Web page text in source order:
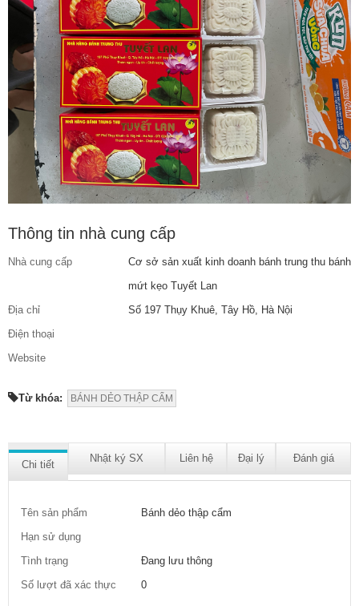
Thông tin nhà cung cấp
Nhà cung cấp
Cơ sở sản xuất kinh doanh bánh trung thu bánh
mứt kẹo Tuyết Lan
Địa chỉ
Số 197 Thụy Khuê, Tây Hồ, Hà Nội
Điện thoại
Website
Từ khóa: BÁNH DẺO THẬP CẨM
Chi tiết
Nhật ký SX Liên hệ Đại lý Đánh giá
Tên sản phẩm
Bánh dẻo thập cẩm
Hạn sử dụng
Tình trạng
Đang lưu thông
Số lượt đã xác thực
0